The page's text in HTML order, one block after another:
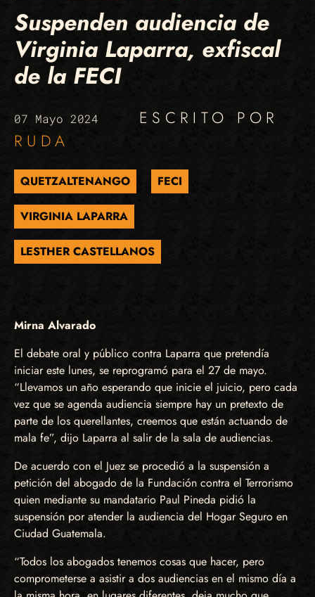
Suspenden audiencia de
Virginia Laparra, exfiscal
de la FECI
07 Mayo 2024
ESCRITO POR
RUDA
QUETZALTENANGO FECI
VIRGINIA LAPARRA
LESTHER CASTELLANOS
Mirna Alvarado
El debate oral y público contra Laparra que pretendía
iniciar este lunes, se reprogramó para el 27 de mayo.
“Llevamos un año esperando que inicie el juicio, pero cada
vez que se agenda audiencia siempre hay un pretexto de
parte de los querellantes, creemos que están actuando de
mala fe”, dijo Laparra al salir de la sala de audiencias.
De acuerdo con el Juez se procedió a la suspensión a
petición del abogado de la Fundación contra el Terrorismo
quien mediante su mandatario Paul Pineda pidió la
suspensión por atender la audiencia del Hogar Seguro en
Ciudad Guatemala.
“Todos los abogados tenemos cosas que hacer, pero
comprometerse a asistir a dos audiencias en el mismo día a